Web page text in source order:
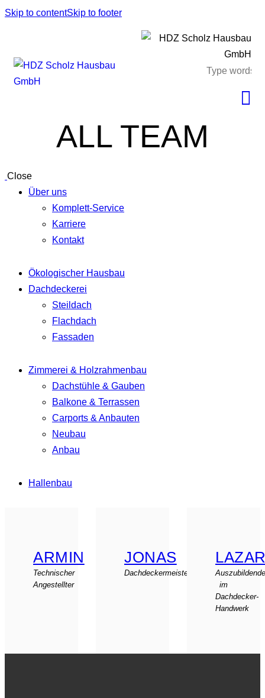
Skip to contentSkip to footer
ALL TEAM
Close
Über uns
Komplett-Service
Karriere
Kontakt
Ökologischer Hausbau
Dachdeckerei
Steildach
Flachdach
Fassaden
Zimmerei & Holzrahmenbau
Dachstühle & Gauben
Balkone & Terrassen
Carports & Anbauten
Neubau
Anbau
Hallenbau
ARMIN
Technischer
Angestellter
JONAS
Dachdeckermeister
im
Dachdecker-
Handwerk